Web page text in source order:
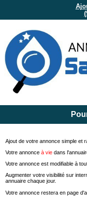
Ajout de votre annonce simple et
Votre annonceà vie dans
Votre annonce est modifiable à
Augmenter votre visibilité sur
annuaire chaque jour.
Votre annonce restera en page